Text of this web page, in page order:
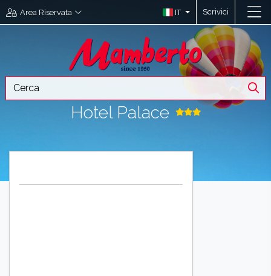
Area Riservata IT Scrivici
Hotel Palace